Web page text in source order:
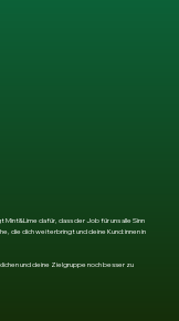
Mint&Lime dafür, dass der Job für uns alle Sinn
die dich weiterbringt und deine Kund:innen in
und deine Zielgruppe noch besser zu